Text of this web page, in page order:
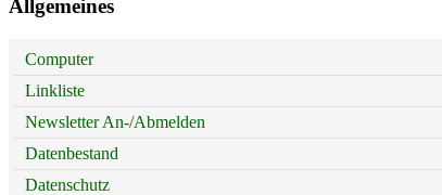
Allgemeines
Computer
Linkliste
Newsletter An-/Abmelden
Datenbestand
Datenschutz